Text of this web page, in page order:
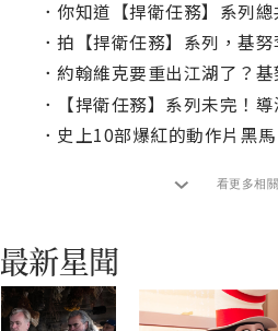
． 你知道【捍衛任務】系列總共死了多
． 拍【捍衛任務】系列，基
． 約翰維克要重出江湖了？基努李維對【捍
．
【捍衛任務】系列未完！
． 史上10部爆紅的動作片黑馬
看更多相